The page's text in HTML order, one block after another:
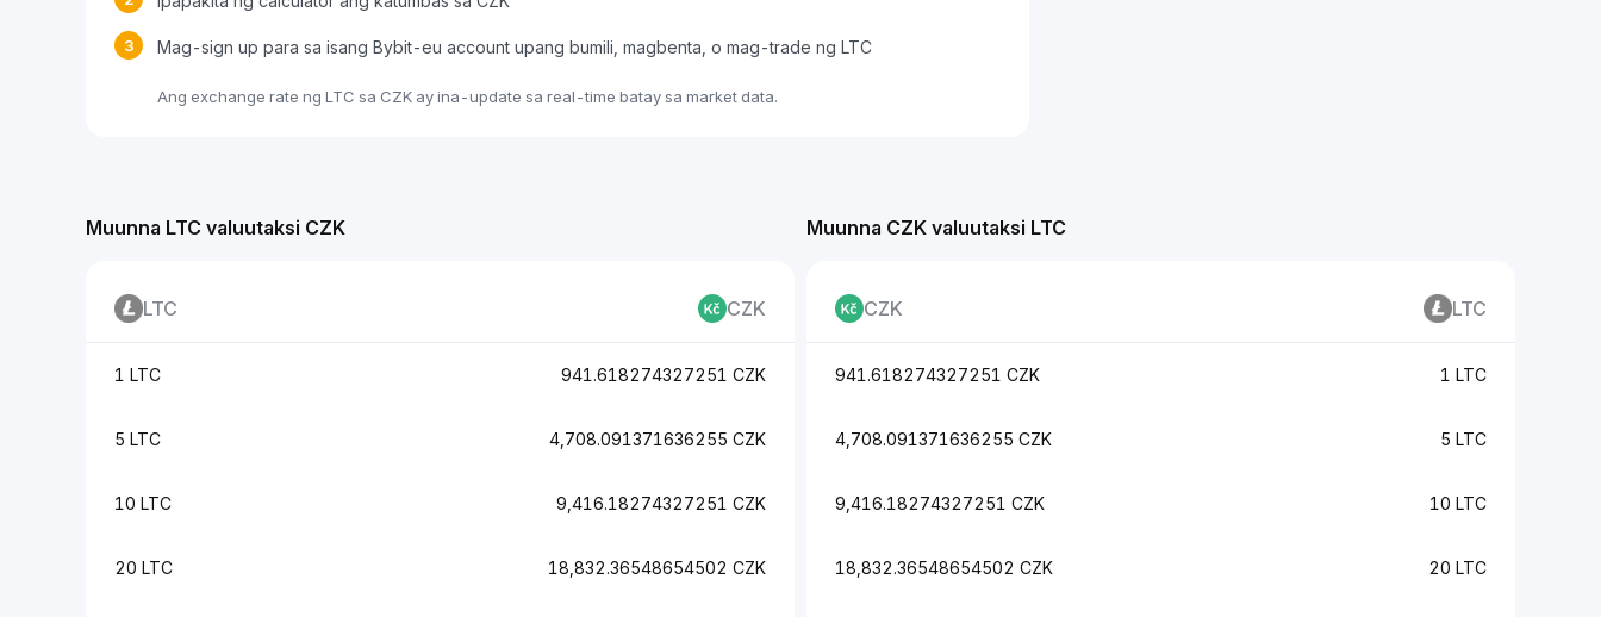
3 Mag-sign up para sa isang Bybit-eu account upang bumili, magbenta, o mag-trade ng LTC
Ang exchange rate ng LTC sa CZK ay ina-update sa real-time batay sa market data.
Muunna LTC valuutaksi CZK
LTC CZK
1 LTC 941.618274327251 CZK
5 LTC 4,708.091371636255 CZK
10 LTC 9,416.18274327251 CZK
20 LTC 18,832.36548654502 CZK
Muunna CZK valuutaksi LTC
CZK LTC
941.618274327251 CZK 1 LTC
4,708.091371636255 CZK 5 LTC
9,416.18274327251 CZK 10 LTC
18,832.36548654502 CZK 20 LTC